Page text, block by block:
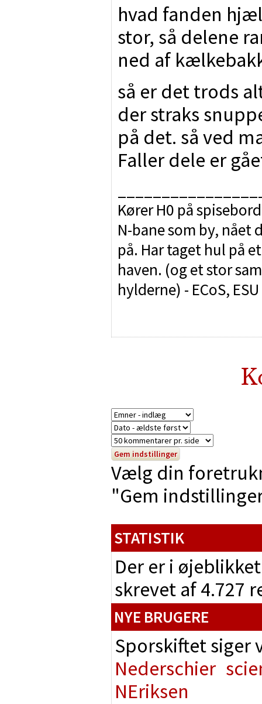
hvad fanden
stor, så delene
ned af
så er det trods
der straks
på det. så ved
Faller dele er
Kører H0 på
N-bane som by, nået
på. Har taget hul på
haven. (og et stor
hylderne) - ECoS,
Vælg din
"Gem
STATISTIK
Der er i
skrevet af 4.727
NYE BRUGERE
Sporskiftet
Nederschier
NEriksen